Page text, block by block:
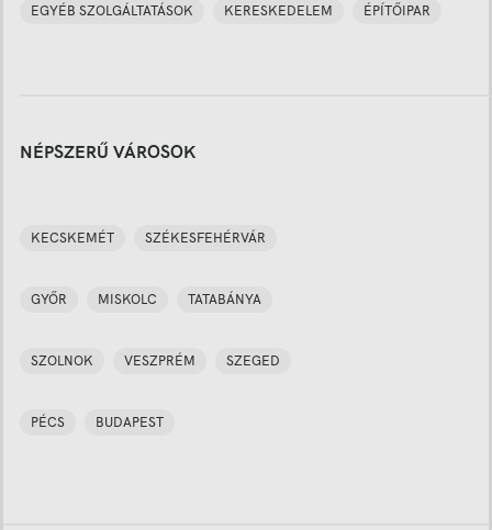
EGYÉB SZOLGÁLTATÁSOK KERESKEDELEM ÉPÍTŐIPAR
NÉPSZERŰ VÁROSOK
KECSKEMÉT SZÉKESFEHÉRVÁR
GYŐR MISKOLC TATABÁNYA
SZOLNOK VESZPRÉM SZEGED
PÉCS BUDAPEST